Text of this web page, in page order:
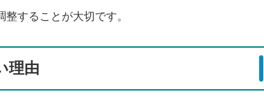
することが大切です。
理由